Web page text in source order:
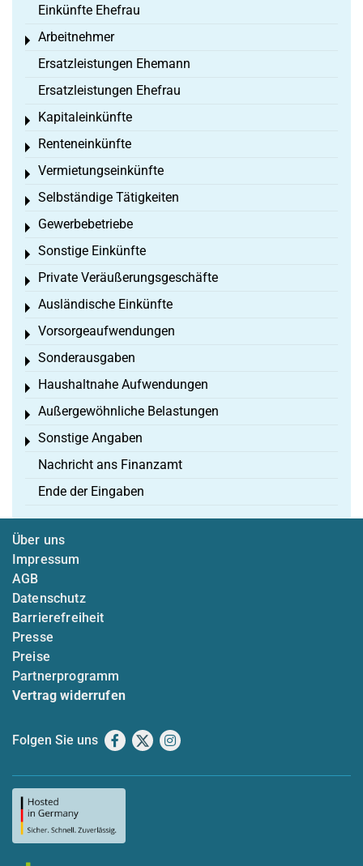
Einkünfte Ehefrau
Arbeitnehmer
Toggle menu
Ersatzleistungen Ehemann
Ersatzleistungen Ehefrau
Kapitaleinkünfte
Toggle menu
Renteneinkünfte
Toggle menu
Vermietungseinkünfte
Toggle menu
Selbständige Tätigkeiten
Toggle menu
Gewerbebetriebe
Toggle menu
Sonstige Einkünfte
Toggle menu
Private Veräußerungsgeschäfte
Toggle menu
Ausländische Einkünfte
Toggle menu
Vorsorgeaufwendungen
Toggle menu
Sonderausgaben
Toggle menu
Haushaltnahe Aufwendungen
Toggle menu
Außergewöhnliche Belastungen
Toggle menu
Sonstige Angaben
Toggle menu
Nachricht ans Finanzamt
Ende der Eingaben
Über uns
Impressum
AGB
Datenschutz
Barrierefreiheit
Presse
Preise
Partnerprogramm
Vertrag widerrufen
Folgen Sie uns Facebook
X Instagram